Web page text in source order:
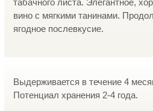
табачного листа. Элегантное,
вино с мягкими танинами.
ягодное послевкусие.
Выдерживается в течение 4
Потенциал хранения 2-4 года.